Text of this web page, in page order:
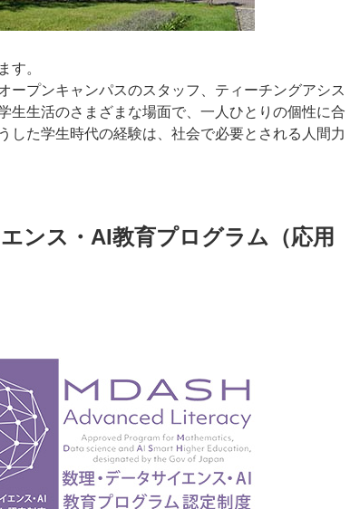
す。
ープンキャンパスのスタッフ、ティーチングアシス
生生活のさまざまな場面で、一人ひとりの個性に合
した学生時代の経験は、社会で必要とされる人間力
ンス・AI教育プログラム（応用